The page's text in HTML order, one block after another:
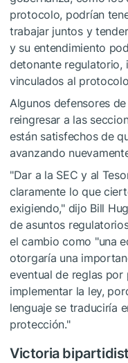
protocolo, podrían
trabajar juntos y
y su entendimiento
detonante regulatorio,
vinculados al
Algunos defensores
reingresar a las
están satisfechos de
avanzando
"Dar a la SEC y al
claramente lo que
exigiendo," dijo Bill
de asuntos
el cambio como "una
otorgaría una
eventual de reglas por
implementar la ley,
lenguaje se traduciría
protección."
Victoria